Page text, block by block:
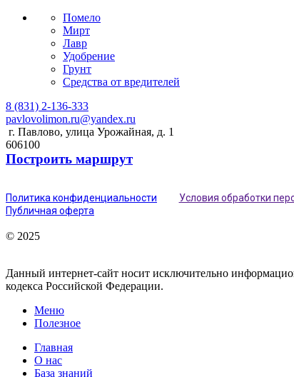
Помело
Мирт
Лавр
Удобрение
Грунт
Средства от вредителей
8 (831) 2-136-333
pavlovolimon.ru@yandex.ru
г. Павлово, улица Урожайная, д. 1
606100
Построить маршрут
Политика конфиденциальности Условия обработки
Публичная оферта
© 2025
Данный интернет-сайт носит исключительно
кодекса Российской Федерации.
Меню
Полезное
Главная
О нас
База знаний